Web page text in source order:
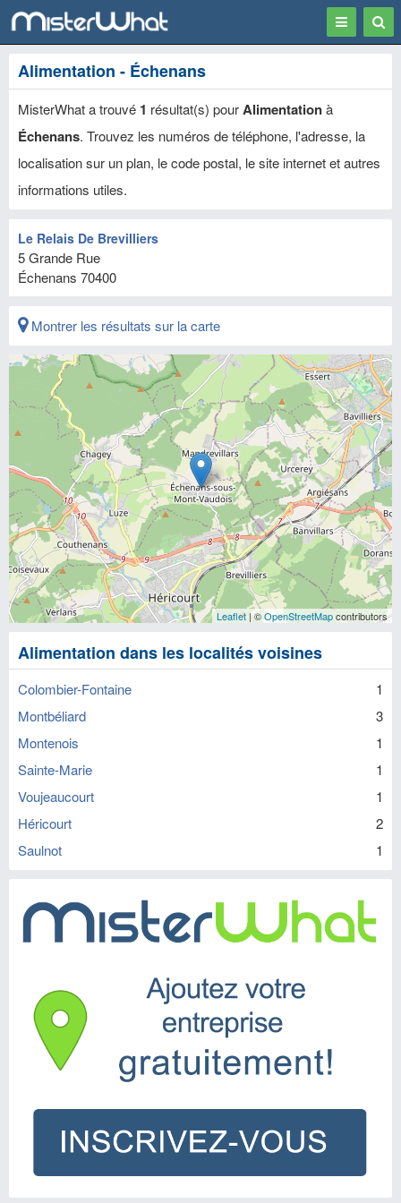
Toggle
Alimentation - Échenans
MisterWhat a trouvé 1 résultat(s) pourAlimentationà
Échenans. Trouvez les numéros de téléphone, l'adresse, la
localisation sur un plan, le code postal, le site internet et autres
informations utiles.
Le Relais De Brevilliers
5 Grande Rue
Échenans 70400
Montrer les résultats sur la carte
Leaflet | ©OpenStreetMapcontributors
Alimentation dans les localités voisines
Colombier-Fontaine
1
Montbéliard
3
Montenois
1
Sainte-Marie
1
Voujeaucourt
1
Héricourt
2
Saulnot
1